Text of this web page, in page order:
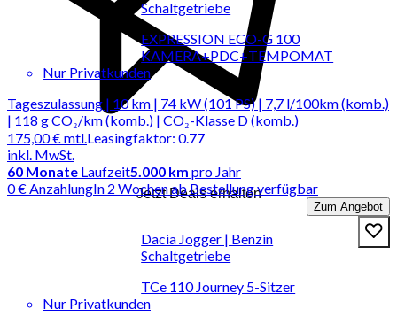
Jetzt Deals erhalten
Schaltgetriebe
EXPRESSION ECO-G 100
KAMERA+PDC+TEMPOMAT
Nur Privatkunden
Tageszulassung | 10 km | 74 kW (101 PS) | 7,7 l/100km (komb.)
| 118 g CO₂/km (komb.) | CO₂-Klasse D (komb.)
175,00 €mtl.
inkl. MwSt.
Leasingfaktor: 0.77
60 Monate Laufzeit5.000 km pro Jahr
0 € AnzahlungIn 2 Wochen ab Bestellung verfügbar
Zum Angebot
Dacia Jogger | Benzin
Schaltgetriebe
TCe 110 Journey 5-Sitzer
Nur Privatkunden